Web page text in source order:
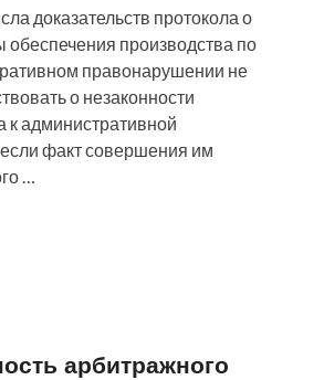
доказательств протокола о
производства по
правонарушении не
о незаконности
к административной
если факт совершения им
…
арбитражного